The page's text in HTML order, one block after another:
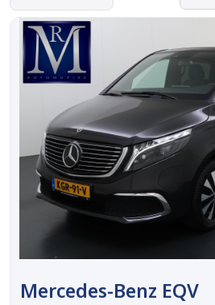
Mercedes-Benz EQV